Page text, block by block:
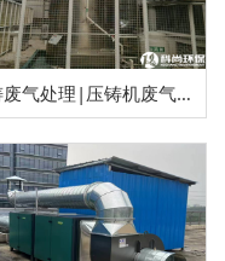
压铸废气处理|压铸机废气治理